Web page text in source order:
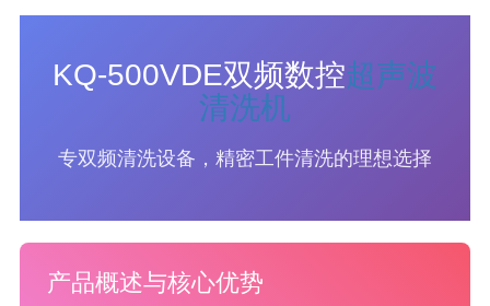
KQ-500VDE双频数控超声波
清洗机
专双频清洗设备，精密工件清洗的理想选择
产品概述与核心优势